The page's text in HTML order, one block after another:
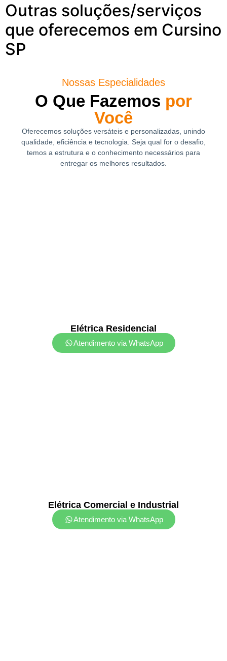
Outras soluções/serviços
que oferecemos em Cursino
SP
Nossas Especialidades
O Que Fazemos por
Você
Oferecemos soluções versáteis e personalizadas, unindo
qualidade, eficiência e tecnologia. Seja qual for o desafio,
temos a estrutura e o conhecimento necessários para
entregar os melhores resultados.
Elétrica Residencial
Atendimento via WhatsApp
Elétrica Comercial e Industrial
Atendimento via WhatsApp